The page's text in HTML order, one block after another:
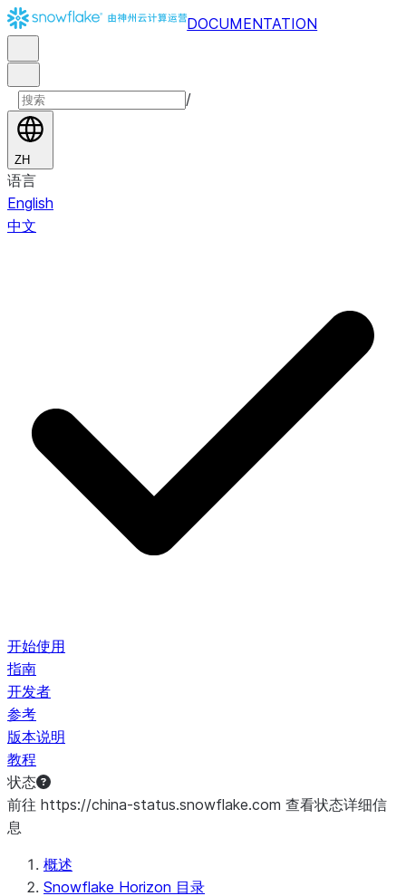
DOCUMENTATION
/
ZH
语言
English
中文
开始使用
指南
开发者
参考
版本说明
教程
状态
前往 https://china-status.snowflake.com 查看状态详细信
息
概述
Snowflake Horizon 目录